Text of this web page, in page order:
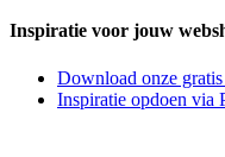
Inspiratie voor jouw
Download onze
Inspiratie opdoen via